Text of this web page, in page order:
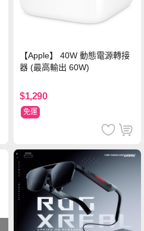
【Apple】 40W 動態電源轉接
器 (最高輸出 60W)
$1,290
免運